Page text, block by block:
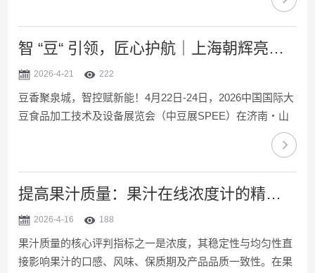
全系橡塑测控精品亮相7.1馆G42展位，以专业的产品、热情
的服务，展位迎来...
智 “豆“ 引领，匠心护航｜上海朝辉亮相 2026 中豆展 SPEE！
2026-4-21 222
豆香聚泉城，智控赋新能！4月22日-24日，2026中国国际大
豆食品加工技术及设备展览会（中豆展SPEE）在济南・山
东国际会展中心盛大启幕。深耕工业测控领域27载的上海朝
辉，携专为豆制品、植物蛋白行业定制的卫生级智能测控解
决方案重磅亮相，以...
提高果汁质量：果汁在线浓度计的精准测量技术
2026-4-16 188
果汁质量的核心评判指标之一是浓度，其稳定性与均匀性直
接影响果汁的口感、风味、保质期及产品品质一致性。在果